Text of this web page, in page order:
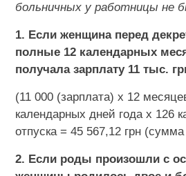
больничных у работницы не
1. Если женщина перед
полные 12 календарных
получала зарплату 11 тыс.
(11 000 (зарплата) х 12
календарных дней года х 126
отпуска = 45 567,12 грн
2. Если роды произошли с